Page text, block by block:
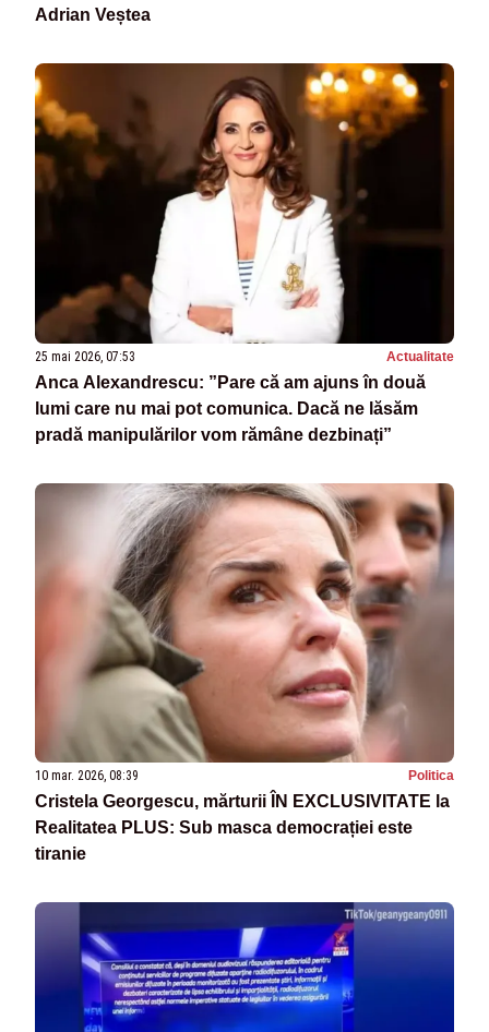
Adrian Veștea
25 mai 2026, 07:53 Actualitate
Anca Alexandrescu: ”Pare că am ajuns în două
lumi care nu mai pot comunica. Dacă ne lăsăm
pradă manipulărilor vom rămâne dezbinați”
10 mar. 2026, 08:39 Politica
Cristela Georgescu, mărturii ÎN EXCLUSIVITATE la
Realitatea PLUS: Sub masca democrației este
tiranie